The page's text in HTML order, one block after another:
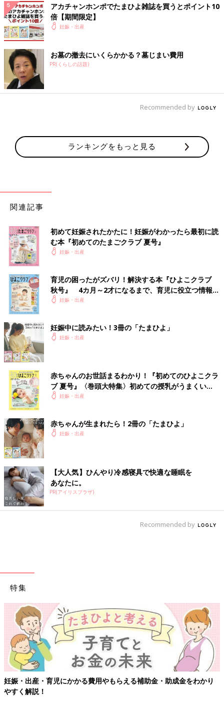
アカチャンホンポでたまひよ雑誌を買うとポイント10
倍【期間限定】
妊娠・出産
お墓の撤去にいくらかかる？墓じまい費用
PR(くらしの話題)
Recommended by
ランキングをもっと見る
関連記事
初めて妊娠されたかたに！妊娠がわかったら最初に読
む本『初めてのたまごクラブ 夏号』
妊娠・出産
育児の困ったがズバリ！解決する本『ひよこクラブ
秋号』 4カ月～2才になるまで、育児に役立つ情報が
いっぱい！
妊娠・出産
妊娠中に読みたい！3冊の「たまひよ」
妊娠・出産
赤ちゃんのお世話まるわかり！『初めてのひよこクラ
ブ 夏号』〈巻頭大特集〉初めての授乳がうまくい
く！ おっぱい・ミルクの基本と夏のトラブル 解決テ
妊娠・出産
赤ちゃんが生まれたら！2冊の「たまひよ」
妊娠・出産
【大人気】ひんやり冷感寝具で快適な睡眠を
あなたに。
PR(アイリスプラザ)
Recommended by
特集
妊娠・出産・育児にかかる費用やもらえる補助金・助成金をわかり
やすく解説！